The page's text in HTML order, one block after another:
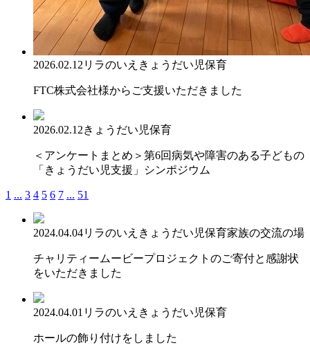
2026.02.12 リラのいえ きょうだい児保育
FTC株式会社様からご支援いただきました
2026.02.12きょうだい児保育
＜アンケートまとめ＞第6回病気や障害のある子どもの
「きょうだい児支援」シンポジウム
1 ... 3 4 5 6 7 ... 51
2024.04.04リラのいえ きょうだい児保育家族の交流の場
チャリティームービープロジェクトのご寄付と感謝状
をいただきました
2024.04.01 リラのいえ きょうだい児保育
ホールの飾り付けをしました